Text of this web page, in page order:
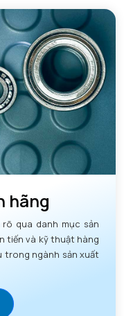
hãng
qua danh mục sản
tiến và kỹ thuật hàng
trong ngành sản xuất